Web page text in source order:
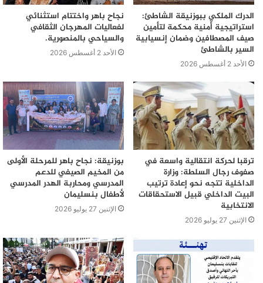
الدرك الملكي ببوزنيقة الشاطئ:
استراتيجية أمنية محكمة لتأمين
صيف المصطافين وضمان إنسيابية
السير بالشاطئ
الأحد 2 أغسطس 2026
نجاح باهر واختتام استثنائي
لفعاليات المهرجان الثقافي
والسياحي بالمنصورية.
الأحد 2 أغسطس 2026
ترقبا لحركة انتقالية واسعة في
صفوف رجال السلطة: وزارة
الداخلية تتجه نحو إعادة ترتيب
البيت الداخلي قبيل الاستحقاقات
الانتخابية
الإثنين 27 يوليو 2026
بوزنيقة: نجاح باهر للمرحلة الأولى
من المخيم الصيفي للدعم
المدرسي ومحاربة الهدر المدرسي
لأطفال بنسليمان
الإثنين 27 يوليو 2026